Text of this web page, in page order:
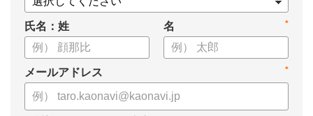
氏名：姓 *
名
*
メールアドレス